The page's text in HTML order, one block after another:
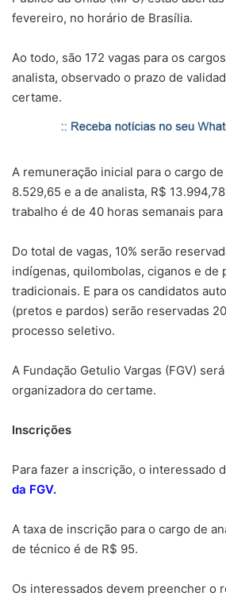
fevereiro, no horário de Brasília.
Ao todo, são 172 vagas para os
analista, observado o prazo de
certame.
A remuneração inicial para o cargo
8.529,65 e a de analista, R$
trabalho é de 40 horas semanais
Do total de vagas, 10% serão
indígenas, quilombolas, ciganos e de
tradicionais. E para os candidatos
(pretos e pardos) serão reservadas
processo seletivo.
A Fundação Getulio Vargas (FGV)
organizadora do certame.
Inscrições
Para fazer a inscrição, o interessado
da FGV.
A taxa de inscrição para o cargo de
de técnico é de R$ 95.
Os interessados devem preencher o